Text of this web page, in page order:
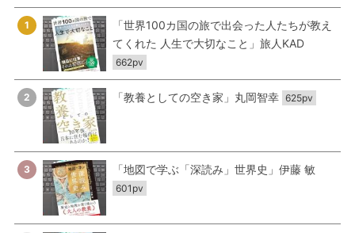
1
「世界100カ国の旅で出会った人たちが教え
てくれた 人生で大切なこと」旅人KAD
662pv
2 「教養としての空き家」丸岡智幸 625pv
3 「地図で学ぶ「深読み」世界史」伊藤 敏
601pv